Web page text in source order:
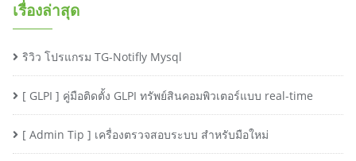
เรื่องล่าสุด
ริวิว โปรแกรม TG-Notifly Mysql
[ GLPI ] คู่มือติดตั้ง GLPI ทรัพย์สินคอมพิวเตอร์แบบ real-time
[ Admin Tip ] เครื่องตรวจสอบระบบ สำหรับมือใหม่